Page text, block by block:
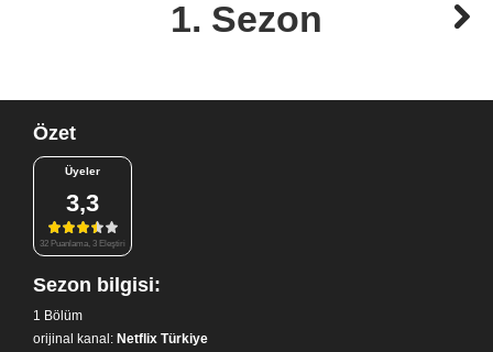
1. Sezon
Özet
Üyeler
3,3
32 Puanlama, 3 Eleştiri
Sezon bilgisi:
1 Bölüm
orijinal kanal: Netflix Türkiye